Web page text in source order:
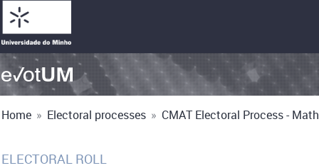
Home » Electoral processes » CMAT Electoral Process -
ELECTORAL ROLL